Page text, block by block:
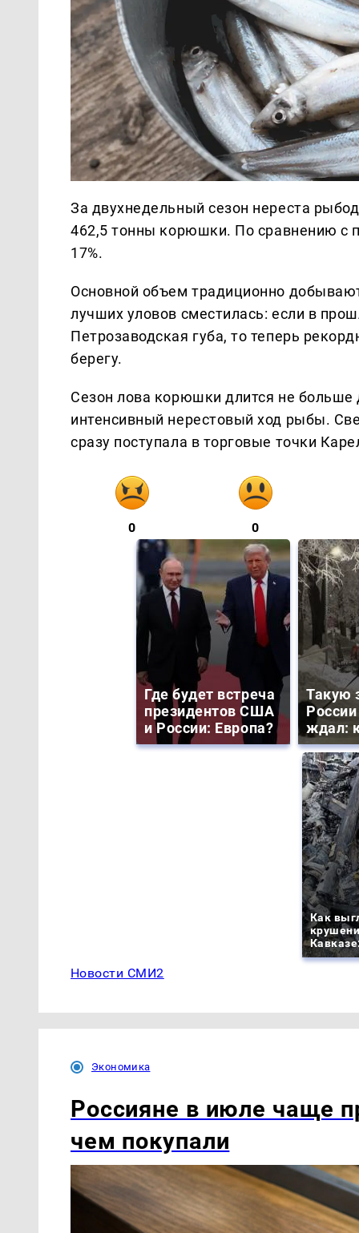
За двухнедельный сезон нереста
462,5 тонны корюшки. По сравнению с
17%.
Основной объем традиционно
лучших уловов сместилась: если в
Петрозаводская губа, то теперь
берегу.
Сезон лова корюшки длится не
интенсивный нерестовый ход рыбы.
сразу поступала в торговые точки
0 0
Где будет встреча
президентов США
и России: Европа?
Такую
ждал:
Как
Новости СМИ2
Экономика
Россияне в июле чаще
чем покупали